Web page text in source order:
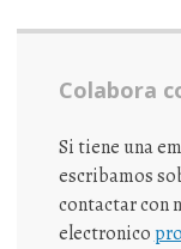
Colabora
Si tiene una
escribamos
contactar con
electronico